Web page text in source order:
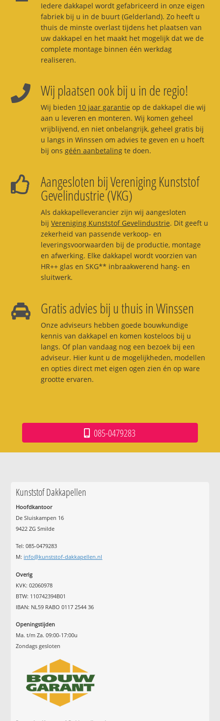
Iedere dakkapel wordt gefabriceerd in onze eigen
fabriek bij u in de buurt (Gelderland). Zo heeft u
thuis de minste overlast tijdens het plaatsen van
uw dakkapel en het maakt het mogelijk dat we de
complete montage binnen één werkdag
realiseren.
Wij plaatsen ook bij u in de regio!
Wij bieden 10 jaar garantie op de dakkapel die wij
aan u leveren en monteren. Wij komen geheel
vrijblijvend, en niet onbelangrijk, geheel gratis bij
u langs in Winssen om advies te geven en u hoeft
bij ons géén aanbetalingte doen.
Aangesloten bij Vereniging Kunststof
Gevelindustrie (VKG)
Als dakkapelleverancier zijn wij aangesloten
bij Vereniging Kunststof Gevelindustrie. Dit geeft u
zekerheid van passende verkoop- en
leveringsvoorwaarden bij de productie, montage
en afwerking. Elke dakkapel wordt voorzien van
HR++ glas en SKG** inbraakwerend hang- en
sluitwerk.
Gratis advies bij u thuis in Winssen
Onze adviseurs hebben goede bouwkundige
kennis van dakkapel en komen kosteloos bij u
langs. Of plan vandaag nog een bezoek bij een
adviseur. Hier kunt u de mogelijkheden, modellen
en opties direct met eigen ogen zien én op ware
grootte ervaren.
085-0479283
Kunststof Dakkapellen
Hoofdkantoor
De Sluiskampen 16
9422 ZG Smilde
Tel: 085-0479283
M: info@kunststof-dakkapellen.nl
Overig
KVK: 02060978
BTW: 110742394B01
IBAN: NL59 RABO 0117 2544 36
Openingstijden
Ma. t/m Za. 09:00-17:00u
Zondags gesloten